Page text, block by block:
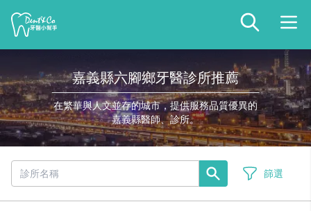
嘉義縣六腳鄉牙醫診所推薦
在繁華與人文並存的城市，提供服務品質優異的
嘉義縣醫師、診所。
篩選